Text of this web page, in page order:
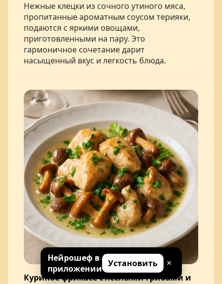
Нежные клецки из сочного утиного мяса,
пропитанные ароматным соусом терияки,
подаются с яркими овощами,
приготовленными на пару. Это
гармоничное сочетание дарит
насыщенный вкус и легкость блюда.
Куриное фрикасе с лесными грибами и
Нейрошеф в
приложении Установить ×